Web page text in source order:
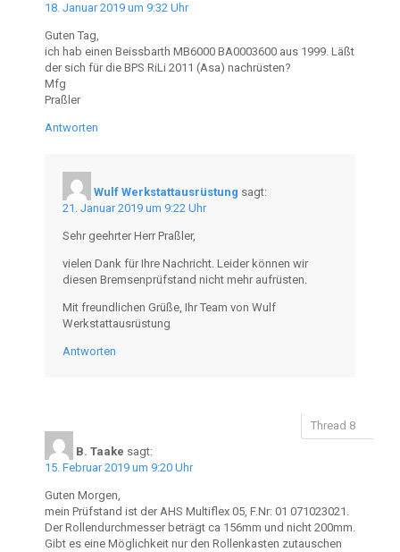
18. Januar 2019 um 9:32 Uhr
Guten Tag,
ich hab einen Beissbarth MB6000 BA0003600 aus 1999. Läßt
der sich für die BPS RiLi 2011 (Asa) nachrüsten?
Mfg
Praßler
Antworten
Wulf Werkstattausrüstung sagt:
21. Januar 2019 um 9:22 Uhr
Sehr geehrter Herr Praßler,
vielen Dank für Ihre Nachricht. Leider können wir
diesen Bremsenprüfstand nicht mehr aufrüsten.
Mit freundlichen Grüße, Ihr Team von Wulf
Werkstattausrüstung
Antworten
B. Taake sagt:
15. Februar 2019 um 9:20 Uhr
Guten Morgen,
mein Prüfstand ist der AHS Multiflex 05, F.Nr: 01 071023021.
Der Rollendurchmesser beträgt ca 156mm und nicht 200mm.
Gibt es eine Möglichkeit nur den Rollenkasten zutauschen